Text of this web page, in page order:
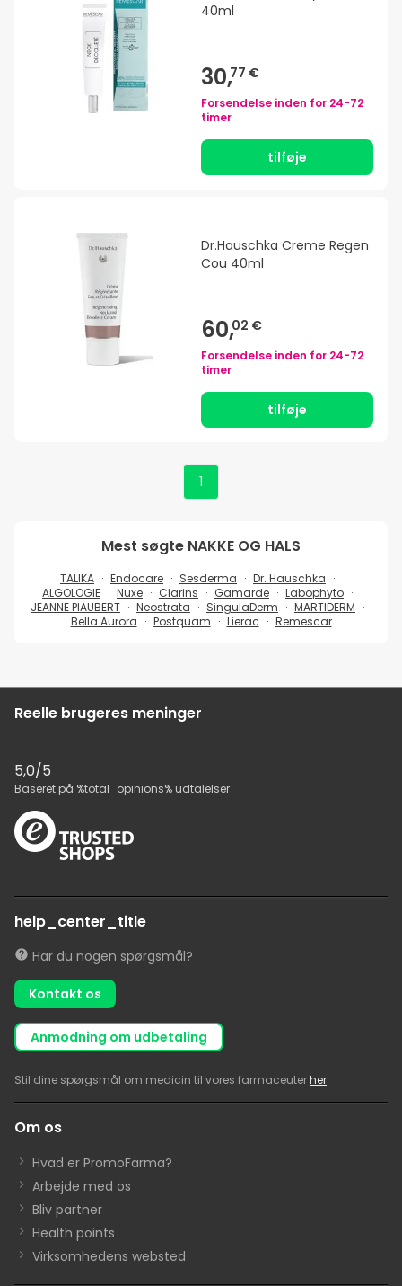
40ml
30,77 €
Forsendelse inden for 24-72
timer
tilføje
Dr.Hauschka Creme Regen
Cou 40ml
60,02 €
Forsendelse inden for 24-72
timer
tilføje
1
Mest søgte NAKKE OG HALS
TALIKA Endocare Sesderma
Dr. Hauschka
ALGOLOGIE
Nuxe Clarins Gamarde
Labophyto
JEANNE PIAUBERT
Neostrata SingulaDerm
MARTIDERM
Bella Aurora
Postquam Lierac Remescar
Reelle brugeres meninger
5,0/5
Baseret på %total_opinions% udtalelser
help_center_title
Har du nogen spørgsmål?
Kontakt os
anmodning om udbetaling
Stil dine spørgsmål om medicin til vores farmaceuterher.
Om os
Hvad er PromoFarma?
Arbejde med os
Bliv partner
Health points
Virksomhedens websted